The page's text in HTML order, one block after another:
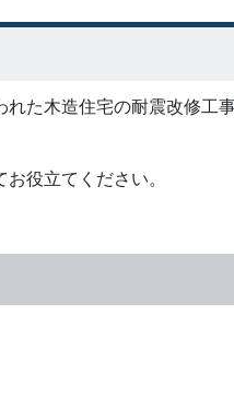
た木造住宅の耐震改修工
役立てください。